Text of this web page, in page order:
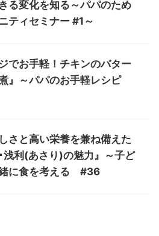
る変化を知る～パパのため
ティセミナー #1～
ジでお手軽！チキンのバター
』～パパのお手軽レシピ
しさと高い栄養を兼ね備えた
浅利(あさり)の魅力』～子ど
に食を考える #36